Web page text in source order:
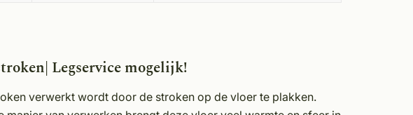
Legservice mogelijk!
verwerkt wordt door de stroken op de vloer te plakken.